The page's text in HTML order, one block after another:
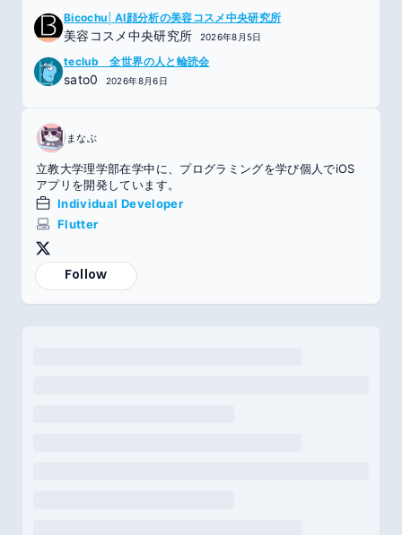
Bicochu│AI顔分析の美容コスメ中央研究所
美容コスメ中央研究所 2026年8月5日
teclub 全世界の人と輪読会
sato0 2026年8月6日
まなぶ
立教大学理学部在学中に、プログラミングを学び個人でiOS
アプリを開発しています。
Individual Developer
Flutter
Follow